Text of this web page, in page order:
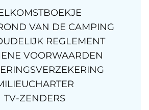
VAN DE CAMPING
REGLEMENT
VOORWAARDEN
TV-ZENDERS